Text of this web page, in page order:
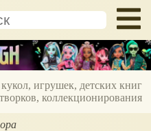
игрушек, детских книг
коллекционирования